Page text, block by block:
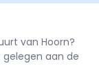
van Hoorn?
gelegen aan de